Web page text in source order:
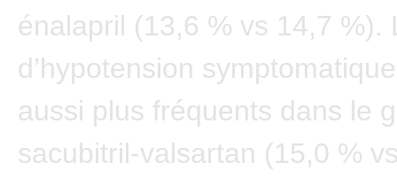
énalapril (13,6 % vs 14,7 %).
d’hypotension
aussi plus fréquents dans le
sacubitril-valsartan (15,0 %